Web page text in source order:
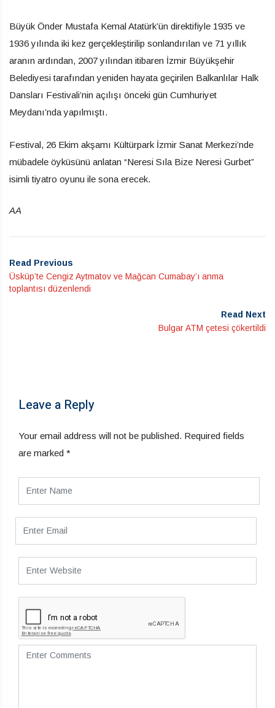
Büyük Önder Mustafa Kemal Atatürk’ün direktifiyle 1935 ve
1936 yılında iki kez gerçekleştirilip sonlandırılan ve 71 yıllık
aranın ardından, 2007 yılından itibaren İzmir Büyükşehir
Belediyesi tarafından yeniden hayata geçirilen Balkanlılar Halk
Dansları Festivali’nin açılışı önceki gün Cumhuriyet
Meydanı’nda yapılmıştı.
Festival, 26 Ekim akşamı Kültürpark İzmir Sanat Merkezi’nde
mübadele öyküsünü anlatan “Neresi Sıla Bize Neresi Gurbet”
isimli tiyatro oyunu ile sona erecek.
AA
Read Previous
Üsküp’te Cengiz Aytmatov ve Mağcan Cumabay’ı anma
toplantısı düzenlendi
Read Next
Bulgar ATM çetesi çökertildi
Leave a Reply
Your email address will not be published. Required fields
are marked *